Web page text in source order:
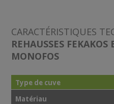
CARACTÉRISTIQUES
REHAUSSES
MONOFOS
Type de cuve
Matériau